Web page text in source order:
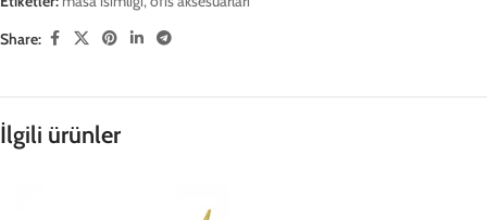
Share:
İlgili ürünler